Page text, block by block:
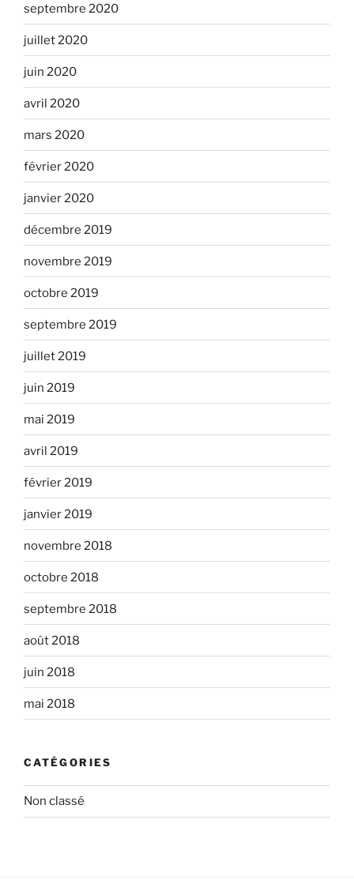
septembre 2020
juillet 2020
juin 2020
avril 2020
mars 2020
février 2020
janvier 2020
décembre 2019
novembre 2019
octobre 2019
septembre 2019
juillet 2019
juin 2019
mai 2019
avril 2019
février 2019
janvier 2019
novembre 2018
octobre 2018
septembre 2018
août 2018
juin 2018
mai 2018
CATÉGORIES
Non classé